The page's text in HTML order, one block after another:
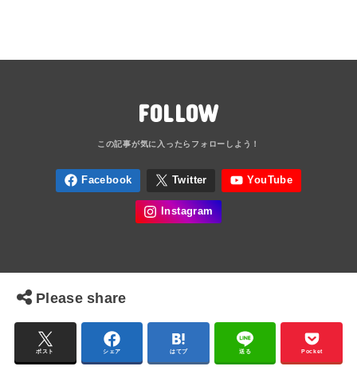
FOLLOW
Please share
ポスト シェア はてブ 送る Pocket